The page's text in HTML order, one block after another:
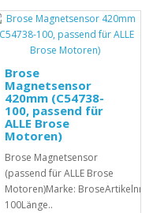
Brose
Magnetsensor
420mm (C54738-
100, passend für
ALLE Brose
Motoren)
Brose Magnetsensor
(passend für ALLE Brose
Motoren)Marke: BroseArtikelnr.:
100Länge..